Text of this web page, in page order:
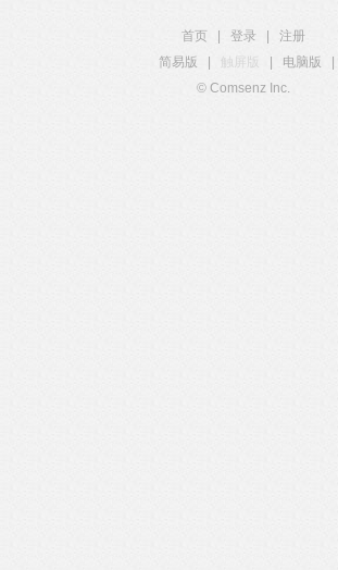
首页 登录
注册
简易版
触屏版 电脑版
© Comsenz Inc.